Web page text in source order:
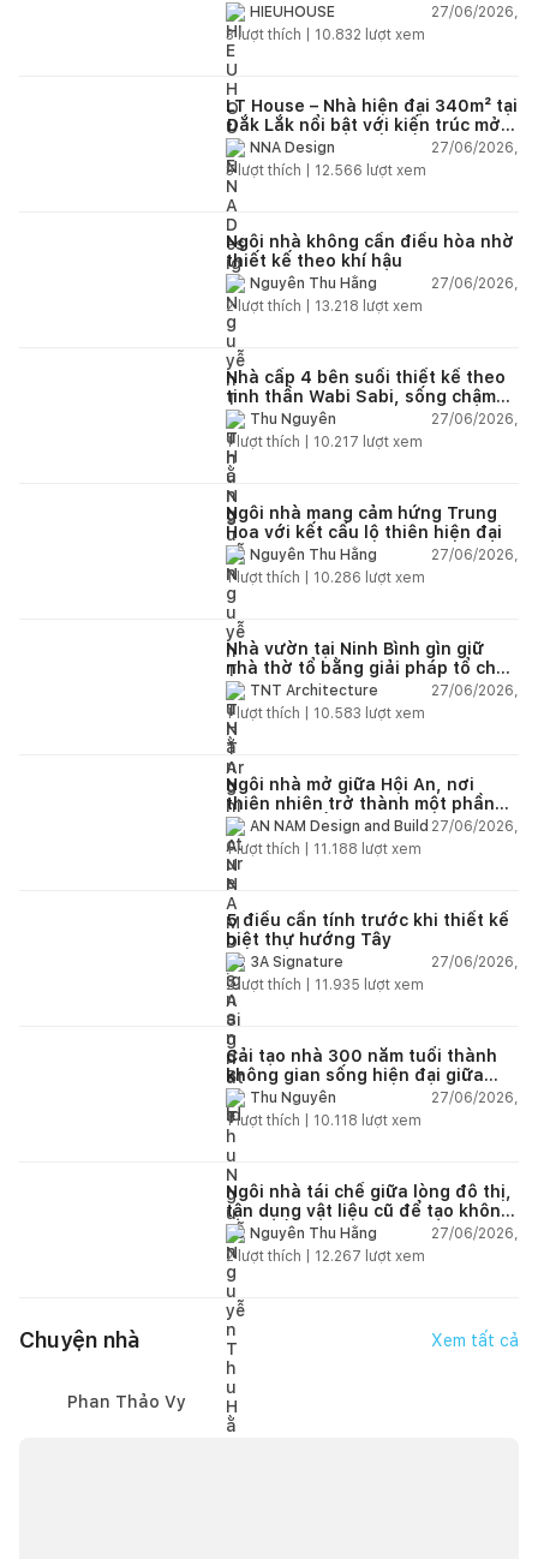
HIEUHOUSE
27/06/2026,
3lượt thích | 10.832 lượt xem
LT House – Nhà hiện đại 340m² tại
Đắk Lắk nổi bật với kiến trúc mở
và hệ sân vườn kết nối thiên
nhiên
NNA Design
27/06/2026,
3lượt thích | 12.566 lượt xem
Ngôi nhà không cần điều hòa nhờ
thiết kế theo khí hậu
Nguyễn Thu Hằng
27/06/2026,
2lượt thích | 13.218 lượt xem
Nhà cấp 4 bên suối thiết kế theo
tinh thần Wabi Sabi, sống chậm
giữa thiên nhiên
Thu Nguyễn
27/06/2026,
1lượt thích | 10.217 lượt xem
Ngôi nhà mang cảm hứng Trung
Hoa với kết cấu lộ thiên hiện đại
Nguyễn Thu Hằng
27/06/2026,
1lượt thích | 10.286 lượt xem
Nhà vườn tại Ninh Bình gìn giữ
nhà thờ tổ bằng giải pháp tổ chức
lại không gian
TNT Architecture
27/06/2026,
1lượt thích | 10.583 lượt xem
Ngôi nhà mở giữa Hội An, nơi
thiên nhiên trở thành một phần
của cuộc sống
AN NAM Design and Build 27/06/2026,
1lượt thích | 11.188 lượt xem
5 điều cần tính trước khi thiết kế
biệt thự hướng Tây
3A Signature
27/06/2026,
2lượt thích | 11.935 lượt xem
Cải tạo nhà 300 năm tuổi thành
không gian sống hiện đại giữa
thiên nhiên
Thu Nguyễn
27/06/2026,
1lượt thích | 10.118 lượt xem
Ngôi nhà tái chế giữa lòng đô thị,
tận dụng vật liệu cũ để tạo không
gian sống linh hoạt
Nguyễn Thu Hằng
27/06/2026,
2lượt thích | 12.267 lượt xem
Chuyện nhà Xem tất cả
Phan Thảo Vy